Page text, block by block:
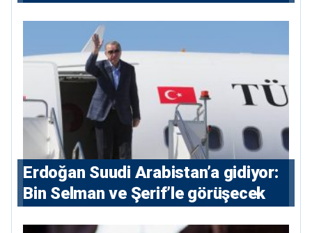
Erdoğan Suudi Arabistan’a gidiyor:
Bin Selman ve Şerif’le görüşecek